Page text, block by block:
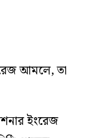
আমলে, তা
ইংরেজ